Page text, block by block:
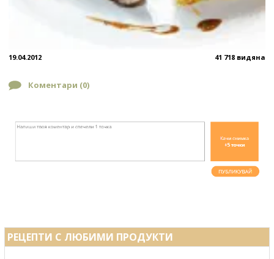
19.04.2012 41 718 видяна
Коментари (0)
РЕЦЕПТИ С ЛЮБИМИ ПРОДУКТИ